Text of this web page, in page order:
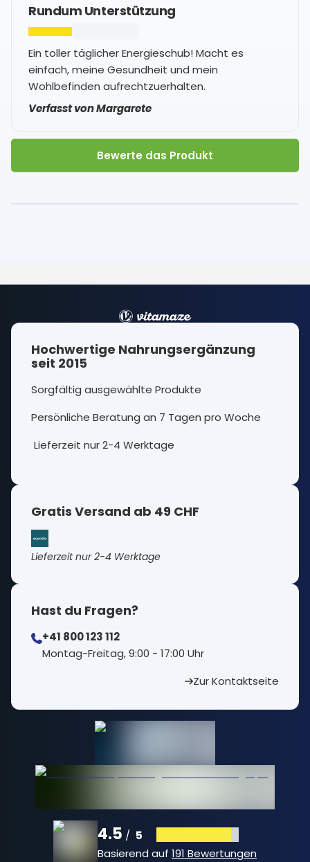
Rundum Unterstützung
Ein toller täglicher Energieschub! Macht es
einfach, meine Gesundheit und mein
Wohlbefinden aufrechtzuerhalten.
Verfasst von Margarete
Bewerte das Produkt
Hochwertige Nahrungsergänzung
seit 2015
Sorgfältig ausgewählte Produkte
Persönliche Beratung an 7 Tagen pro Woche
Lieferzeit nur 2-4 Werktage
Gratis Versand ab 49 CHF
Lieferzeit nur 2-4 Werktage
Hast du Fragen?
+41 800 123 112
⁠Montag-Freitag, 9:00 - 17:00 Uhr
Zur Kontaktseite
4.5 / 5
Basierend auf 191 Bewertungen